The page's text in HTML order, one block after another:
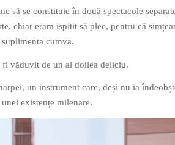
să se constituie în două spectacole
chiar eram ispitit să plec, pentru că
cumva.
fi văduvit de un al doilea deliciu.
un instrument care, deși nu ia
existențe milenare.